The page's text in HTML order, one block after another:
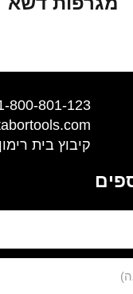
800-801-123
קיבוץ בית רימון, 17950